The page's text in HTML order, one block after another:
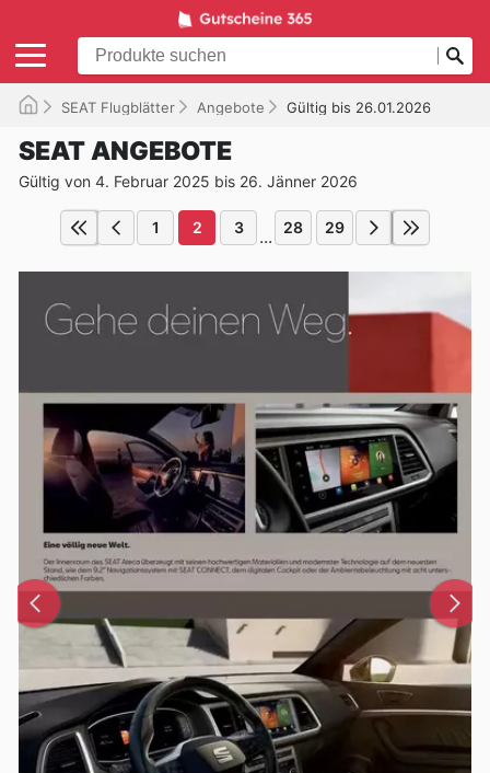
SEAT Flugblätter Angebote Gültig bis 26.01.2026
SEAT ANGEBOTE
Gültig von 4. Februar 2025 bis 26. Jänner 2026
1 2 3 ... 28 29